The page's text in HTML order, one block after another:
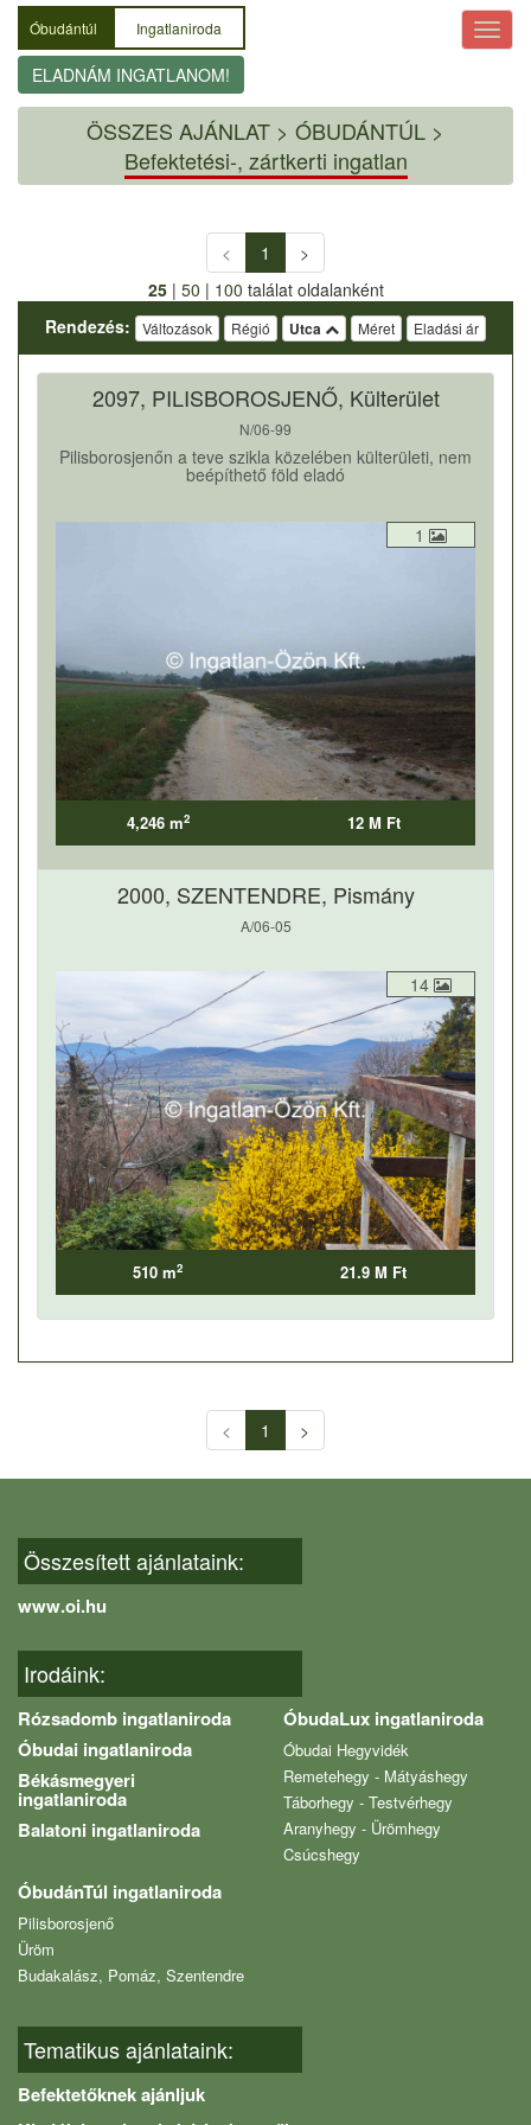
Óbudántúl Ingatlaniroda
ELADNÁM INGATLANOM!
ÖSSZES AJÁNLAT > ÓBUDÁNTÚL >
Befektetési-, zártkerti ingatlan
< 1
>
25| 50 | 100 találat oldalanként
Rendezés:
Változások Régió Utca Méret Eladási ár
2097, PILISBOROSJENŐ, Külterület
N/06-99
Pilisborosjenőn a teve szikla közelében külterületi, nem
beépíthető föld eladó
1
4,246 m2 12 M Ft
2000, SZENTENDRE, Pismány
A/06-05
14
510 m2 21.9 M Ft
< 1 >
Összesített ajánlataink:
www.oi.hu
Irodáink:
Rózsadomb ingatlaniroda
Óbudai ingatlaniroda
Békásmegyeri
ingatlaniroda
Balatoni ingatlaniroda
ÓbudaLux ingatlaniroda
Óbudai Hegyvidék
Remetehegy - Mátyáshegy
Táborhegy - Testvérhegy
Aranyhegy - Ürömhegy
Csúcshegy
ÓbudánTúl ingatlaniroda
Pilisborosjenő
Üröm
Budakalász, Pomáz, Szentendre
Tematikus ajánlataink:
Befektetőknek ajánljuk